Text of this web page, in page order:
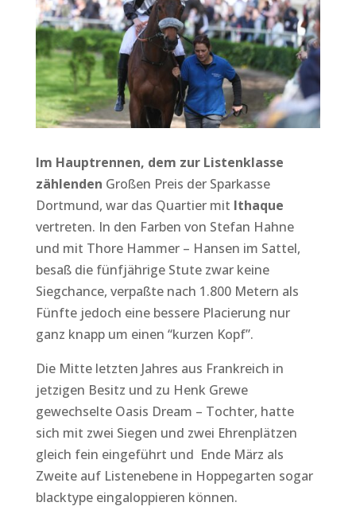
Im Hauptrennen, dem zur Listenklasse
zählenden Großen Preis der Sparkasse
Dortmund, war das Quartier mit Ithaque
vertreten. In den Farben von Stefan Hahne
und mit Thore Hammer – Hansen im Sattel,
besaß die fünfjährige Stute zwar keine
Siegchance, verpaßte nach 1.800 Metern als
Fünfte jedoch eine bessere Placierung nur
ganz knapp um einen “kurzen Kopf”.
Die Mitte letzten Jahres aus Frankreich in
jetzigen Besitz und zu Henk Grewe
gewechselte Oasis Dream – Tochter, hatte
sich mit zwei Siegen und zwei Ehrenplätzen
gleich fein eingeführt und Ende März als
Zweite auf Listenebene in Hoppegarten sogar
blacktype eingaloppieren können.